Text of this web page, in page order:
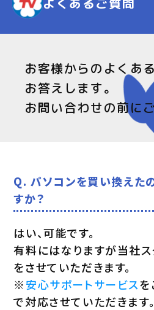
お客様からのよくあ
お答えします。
お問い合わせの前に
Q. パソコンを買い換えた
すか？
はい、可能です。
有料にはなりますが当社
をさせていただきます。
※安心サポートサービス
で対応させていただきます。